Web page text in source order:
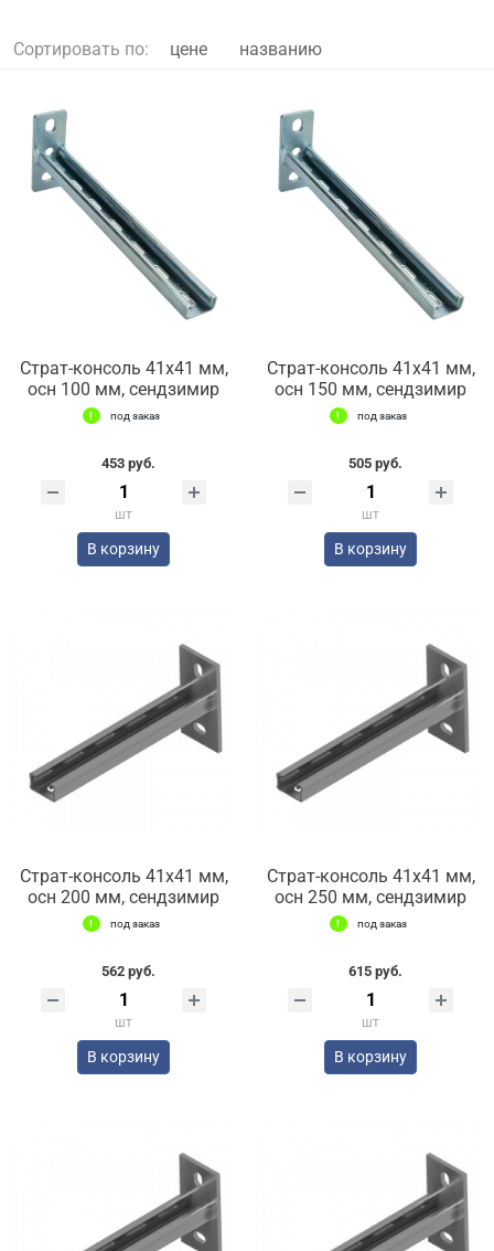
Сортировать по: цене названию
Страт-консоль 41х41 мм,
осн 100 мм, сендзимир
под заказ
453 руб.
шт
В корзину
Страт-консоль 41х41 мм,
осн 150 мм, сендзимир
под заказ
505 руб.
шт
В корзину
Страт-консоль 41х41 мм,
осн 200 мм, сендзимир
под заказ
562 руб.
шт
В корзину
Страт-консоль 41х41 мм,
осн 250 мм, сендзимир
под заказ
615 руб.
шт
В корзину